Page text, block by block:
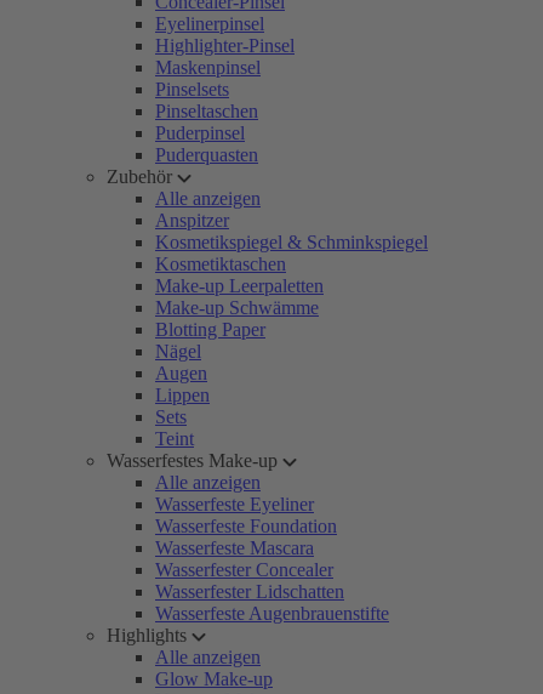
Eyelinerpinsel
Highlighter-Pinsel
Maskenpinsel
Pinselsets
Pinseltaschen
Puderpinsel
Puderquasten
Zubehör
Alle anzeigen
Anspitzer
Kosmetikspiegel & Schminkspiegel
Kosmetiktaschen
Make-up Leerpaletten
Make-up Schwämme
Blotting Paper
Nägel
Augen
Lippen
Sets
Teint
Wasserfestes Make-up
Alle anzeigen
Wasserfeste Eyeliner
Wasserfeste Foundation
Wasserfeste Mascara
Wasserfester Concealer
Wasserfester Lidschatten
Wasserfeste Augenbrauenstifte
Highlights
Alle anzeigen
Glow Make-up